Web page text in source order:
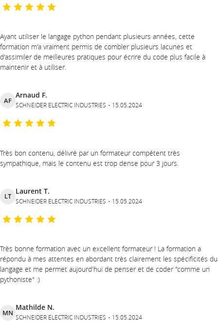
Ayant utiliser le langage python pendant plusieurs années, cette
formation m'a vraiment permis de combler plusieurs lacunes et
d'assimiler de meilleures pratiques pour écrire du code plus facile à
maintenir et à utiliser.
AF
Arnaud F.
SCHNEIDER ELECTRIC INDUSTRIES 15.05.2024
Très bon contenu, délivré par un formateur compétent très
sympathique, mais le contenu est trop dense pour 3 jours.
LT
Laurent T.
SCHNEIDER ELECTRIC INDUSTRIES 15.05.2024
Très bonne formation avec un excellent formateur ! La formation a
répondu à mes attentes en abordant très clairement les spécificités du
langage et me permet aujourd'hui de penser et de coder "comme un
pythoniste" :)
MN
Mathilde N.
SCHNEIDER ELECTRIC INDUSTRIES 15.05.2024